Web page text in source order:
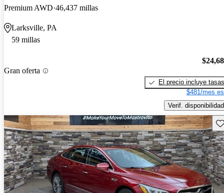
Premium AWD 46,437 millas
Larksville, PA
59 millas
Gran oferta
El precio incluye tasas
$481/mes
Verif. disponibilidad